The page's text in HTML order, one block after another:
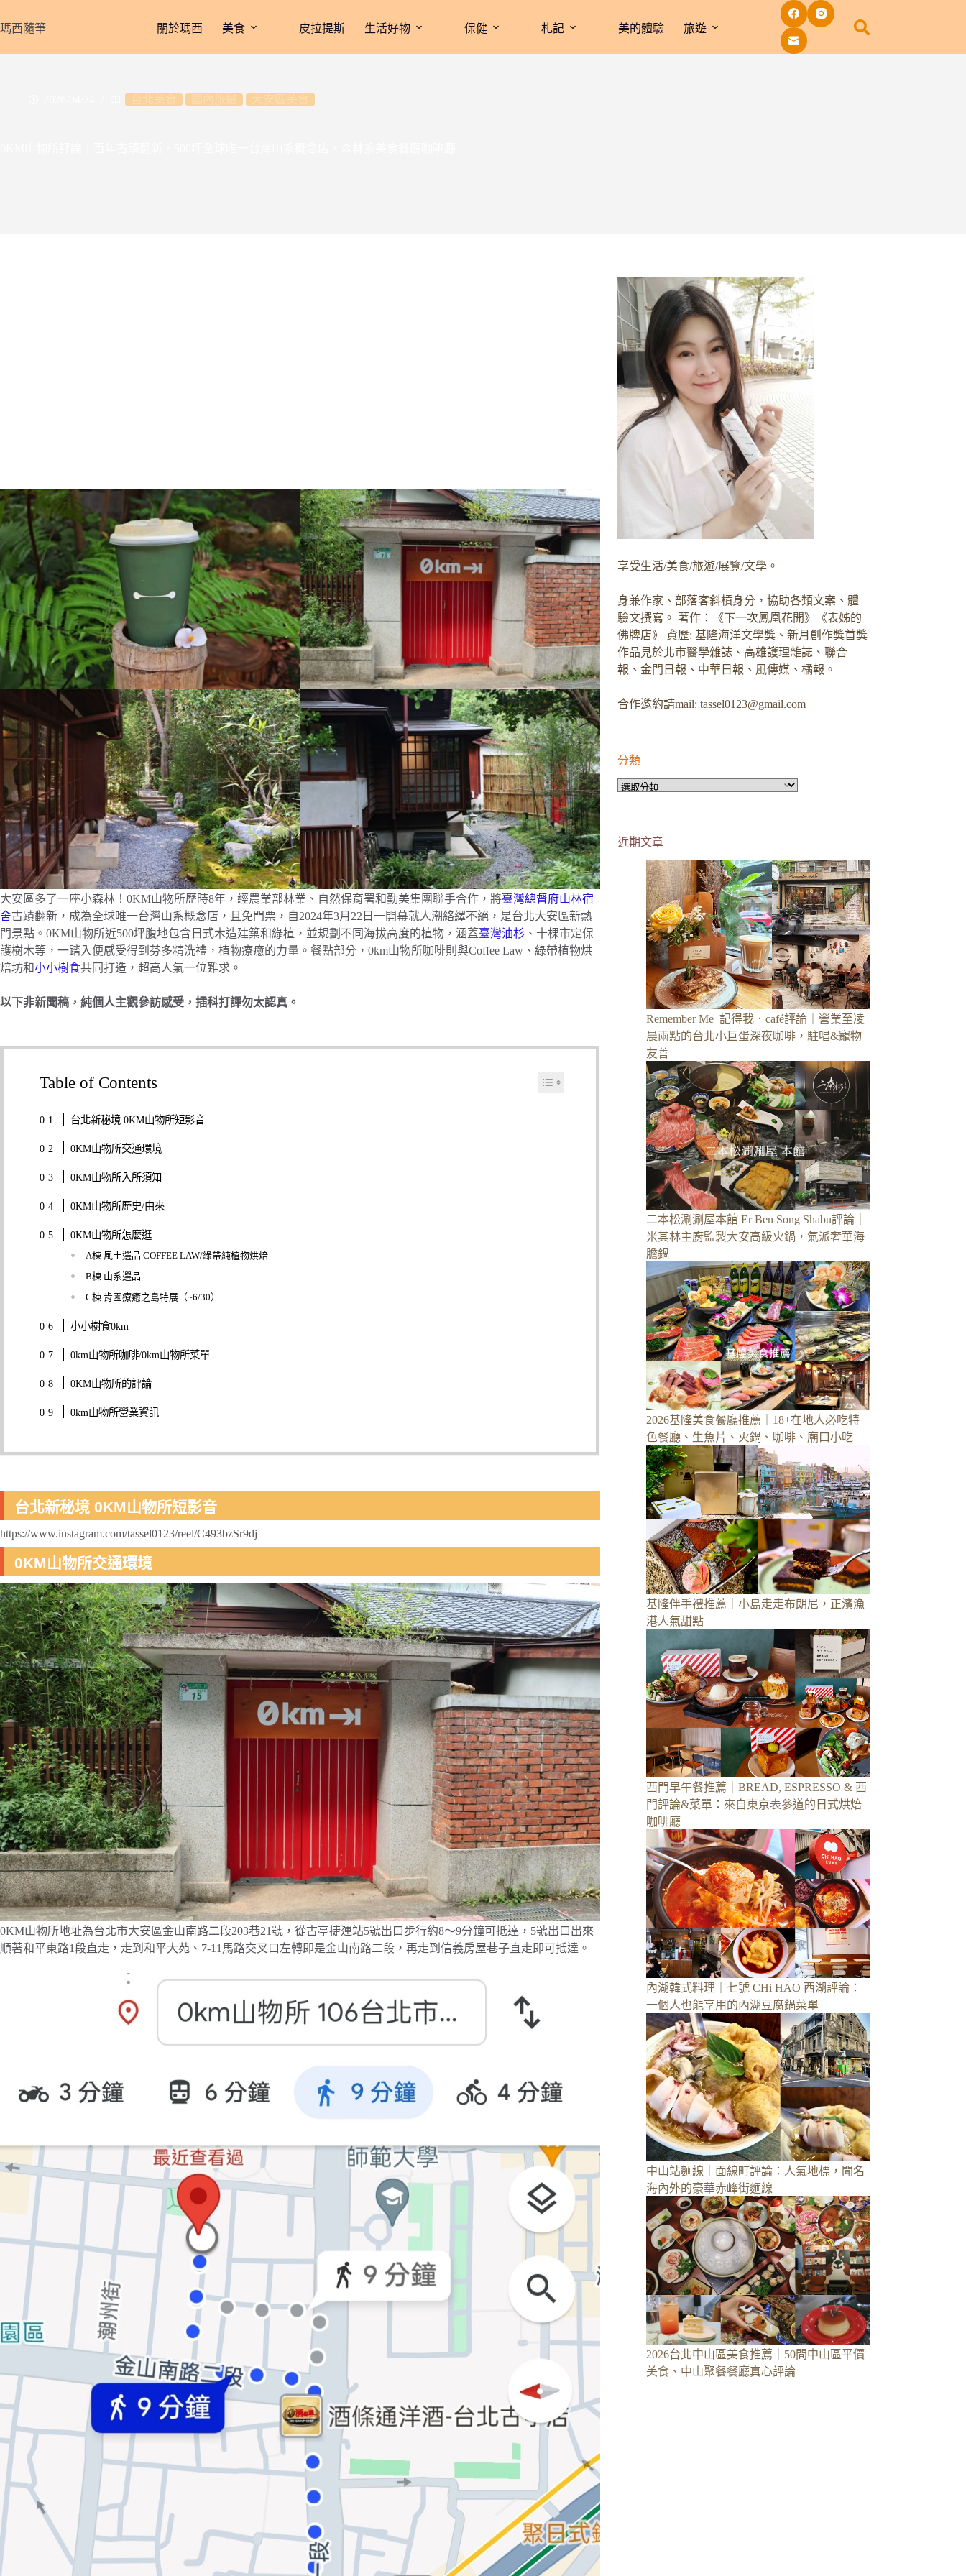
至
瑪西隨筆 關於瑪西 美食 皮拉提斯 生活好物 保健 札記 美的體驗 旅遊
大安區多了一座小森林！0KM山物所歷時8年，經農業部林業、自然保育署和勤美集團聯手合作，將臺灣總督府山林宿
舍古蹟翻新，成為全球唯一台灣山系概念店，且免門票，自2024年3月22日一開幕就人潮絡繹不絕，是台北大安區新熱
門景點。0KM山物所近500坪腹地包含日式木造建築和綠植，並規劃不同海拔高度的植物，涵蓋臺灣油杉 、十棵市定保
護樹木等，一踏入便感受得到芬多精洗禮，植物療癒的力量。餐點部分，0km山物所咖啡則與Coffee Law、綠帶植物烘
焙坊和小小樹食共同打造，超高人氣一位難求。
以下非新聞稿，純個人主觀參訪感受，插科打諢勿太認真。
Table of Contents
台北新秘境 0KM山物所短影音
0KM山物所交通環境
0KM山物所入所須知
0KM山物所歷史/由來
0KM山物所怎麼逛
A棟 風土選品 COFFEE LAW/綠帶純植物烘焙
B棟 山系選品
C棟 肯園療癒之島特展（~6/30）
小小樹食0km
0km山物所咖啡/0km山物所菜單
0KM山物所的評論
0km山物所營業資訊
台北新秘境 0KM山物所短影音
https://www.instagram.com/tassel0123/reel/C493bzSr9dj
0KM山物所交通環境
0KM山物所地址為台北市大安區金山南路二段203巷21號，從古亭捷運站5號出口步行約8～9分鐘可抵達，5號出口出來
順著和平東路1段直走，走到和平大苑、7-11馬路交叉口左轉即是金山南路二段，再走到信義房屋巷子直走即可抵達。
享受生活/美食/旅遊/展覽/文學。
身兼作家、部落客斜槓身分，協助各類文案、體
驗文撰寫。 著作：《下一次鳳凰花開》《表姊的
佛牌店》 資歷: 基隆海洋文學獎、新月創作獎首獎
作品見於北市醫學雜誌、高雄護理雜誌、聯合
報、金門日報、中華日報、風傳媒、橘報。
合作邀約請mail: tassel0123@gmail.com
分類
分
近期文章
Remember Me_記得我．café評論｜營業至凌
晨兩點的台北小巨蛋深夜咖啡，駐唱&寵物
友善
二本松涮涮屋本館 Er Ben Song Shabu評論｜
米其林主廚監製大安高級火鍋，氣派奢華海
膽鍋
2026基隆美食餐廳推薦｜18+在地人必吃特
色餐廳、生魚片、火鍋、咖啡、廟口小吃
基隆伴手禮推薦｜小島走走布朗尼，正濱漁
港人氣甜點
西門早午餐推薦｜BREAD, ESPRESSO & 西
門評論&菜單：來自東京表參道的日式烘焙
咖啡廳
內湖韓式料理｜七號 CHi HAO 西湖評論：
一個人也能享用的內湖豆腐鍋菜單
中山站麵線｜面線町評論：人氣地標，聞名
海內外的豪華赤峰街麵線
2026台北中山區美食推薦｜50間中山區平價
美食、中山聚餐餐廳真心評論